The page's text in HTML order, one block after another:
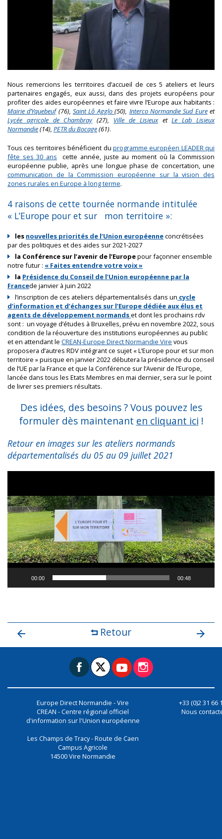
Nous remercions les territoires d’accueil de ces 5 ateliers et leurs
partenaires engagés, eux aussi, dans des projets européens pour
profiter des aides européennes et faire vivre l’Europe aux habitants :
Mairie d’Yquebeuf(76),Saint Lô Agglo(50), Interco Normandie Sud Eureet
Lycée agricole de Chambray(27), Ville de LisieuxetLe Lab Lisieux
Normandie(14), PETR du Bocage(61).
Tous ces territoires bénéficient du programme européen LEADER qui
fête ses 30 ans cette année, juste au moment où la Commission
européenne publie, après une longue phase de concertation, une
communication de la Commission européenne sur la vision des
zones rurales en Europe à long terme.
4 raisons de cette tournée normande intitulée
« L’Europe pour et sur mon territoire »:
les nouvelles priorités de l’Union européenneconcrétisées
par des politiques et des aides sur 2021-2027
la Conférence sur l’avenir de l’Europepour façonner ensemble
notre futur : « Faites entendre votre voix »
la Présidence du Conseil de l’Union européenne par la
Francede janvier à juin 2022
l’inscription de ces ateliers départementalisés dans un cycle
d’information et d’échanges sur l’Europe dédiée aux élus et
agents de développement normandset dont les prochains rdv
sont : un voyage d’études à Bruxelles, prévu en novembre 2022, sous
condition de la réouverture des institutions européennes au public
et en attendant le CREAN-Europe Direct Normandie Vire vous
proposera d’autres RDV intégrant ce sujet « L’Europe pour et sur mon
territoire » puisque en janvier 2022 débutera la présidence du conseil
de l’UE par la France et que la Conférence sur l’Avenir de l’Europe,
lancée dans tous les Etats Membres en mai dernier, sera sur le point
de livrer ses premiers résultats.
Des idées, des besoins ? Vous pouvez les
formuler dès maintenant en cliquant ici !
Retour en images sur les ateliers normands
départementalisés du 05 au 09 juillet 2021
00:00 00:48
Retour
Europe Direct Normandie - Vire
CREAN - Centre régional officiel
d'information sur l'Union européenne
Les Champs de Tracy - Route de Caen
Campus Agricole
14500Vire Normandie
+33 (0)2 31 66
Nous